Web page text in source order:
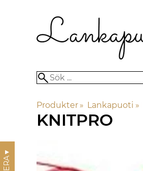
Produkter ‪» Lankapuoti ‪»
KNITPRO
▼